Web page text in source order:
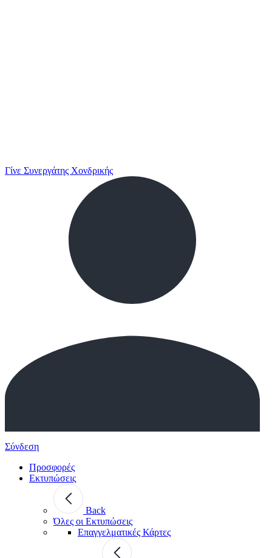
Γίνε Συνεργάτης Χονδρικής
Σύνδεση
Προσφορές
Εκτυπώσεις
Back
Όλες οι Εκτυπώσεις
Επαγγελματικές Κάρτες